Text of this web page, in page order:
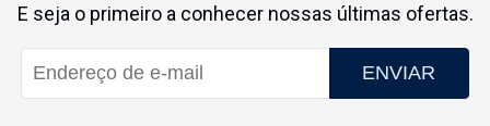
E seja o primeiro a conhecer nossas últimas ofertas.
ENVIAR